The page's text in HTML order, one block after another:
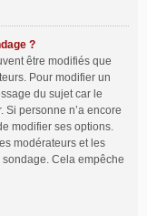
?
être modifiés que
Pour modifier un
du sujet car le
personne n’a encore
modifier ses options.
modérateurs et les
Cela empêche